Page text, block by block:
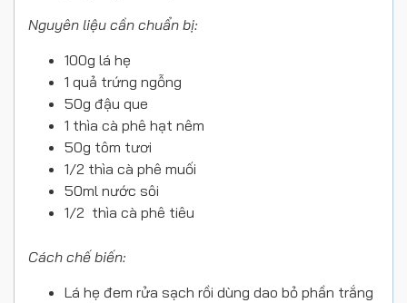
Nguyên liệu cần chuẩn bị:
100g lá hẹ
1 quả trứng ngỗng
50g đậu que
1 thìa cà phê hạt nêm
50g tôm tươi
1/2 thìa cà phê muối
50ml nước sôi
1/2 thìa cà phê tiêu
Cách chế biến:
Lá hẹ đem rửa sạch rồi dùng dao bỏ phần trắng